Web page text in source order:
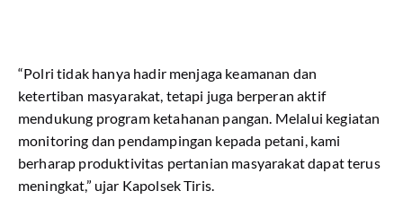
“Polri tidak hanya hadir menjaga keamanan dan
ketertiban masyarakat, tetapi juga berperan aktif
mendukung program ketahanan pangan. Melalui kegiatan
monitoring dan pendampingan kepada petani, kami
berharap produktivitas pertanian masyarakat dapat terus
meningkat,” ujar Kapolsek Tiris.